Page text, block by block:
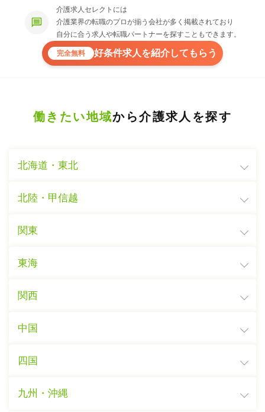
介護求人セレクトには
介護業界の転職のプロが揃う会社が多く掲載されており
自分に合う求人や転職パートナーを探すこともできます。
完全無料 好条件求人を紹介してもらう
働きたい地域から介護求人を探す
北海道・東北
北陸・甲信越
関東
東海
関西
中国
四国
九州・沖縄